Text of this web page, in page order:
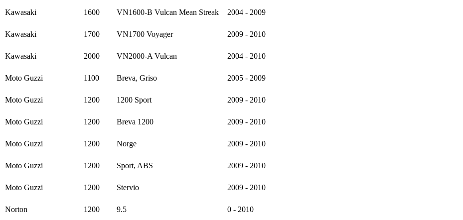
Kawasaki 1600 VN1600-B Vulcan Mean Streak 2004 - 2009
Kawasaki 1700 VN1700 Voyager 2009 - 2010
Kawasaki 2000 VN2000-A Vulcan 2004 - 2010
Moto Guzzi 1100 Breva, Griso 2005 - 2009
Moto Guzzi 1200 1200 Sport 2009 - 2010
Moto Guzzi 1200 Breva 1200 2009 - 2010
Moto Guzzi 1200 Norge 2009 - 2010
Moto Guzzi 1200 Sport, ABS 2009 - 2010
Moto Guzzi 1200 Stervio 2009 - 2010
Norton 1200 9.5 0 - 2010